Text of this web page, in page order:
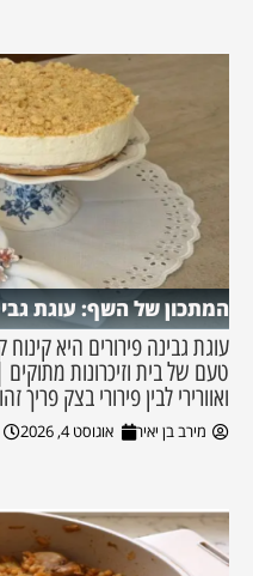
המתכון של השף: עוגת
עוגת גבינה פירורים היא
טעם של בית וזיכרונות
ואוורירי לבין פירורי בצק
מירב בן יאיר אוגוסט 4, 2026